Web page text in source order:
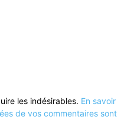
les indésirables. En savoir
de vos commentaires sont